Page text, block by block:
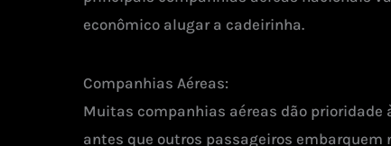
econômico alugar a cadeirinha.
Companhias Aéreas:
Muitas companhias aéreas dão prioridade
antes que outros passageiros embarquem